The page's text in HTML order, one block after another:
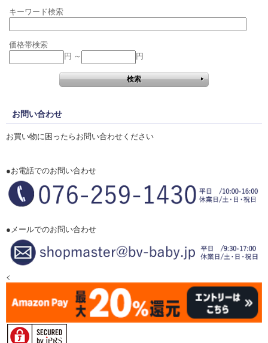
キーワード検索
価格帯検索
円 ～
円
お問い合わせ
お買い物に困ったらお問い合わせください
●お電話でのお問い合わせ
●メールでのお問い合わせ
<